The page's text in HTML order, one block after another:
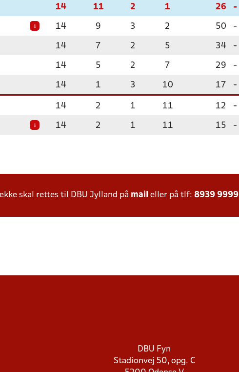
14 11 2 1 26 -
i 14 9 3 2 50 -
14 7 2 5 34 -
14 5 2 7 29 -
14 1 3 10 17 -
14 2 1 11 12 -
i 14 2 1 11 15 -
skal rettes til DBU Jylland på mail eller på tlf: 8939 9999
DBU Fyn
Stadionvej 50, opg. C